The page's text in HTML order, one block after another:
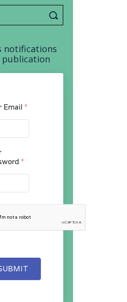
notifications
publication
Email *
*